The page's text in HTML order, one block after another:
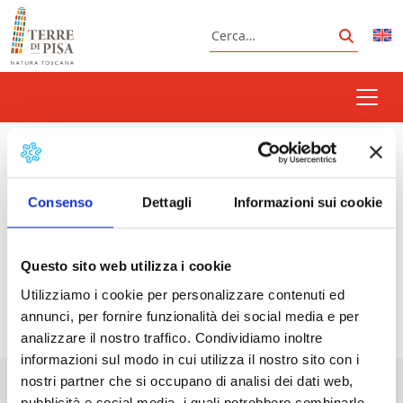
Consenso Dettagli Informazioni sui cookie
Questo sito web utilizza i cookie
Utilizziamo i cookie per personalizzare contenuti ed
annunci, per fornire funzionalità dei social media e per
analizzare il nostro traffico. Condividiamo inoltre
informazioni sul modo in cui utilizza il nostro sito con i
nostri partner che si occupano di analisi dei dati web,
Vai al contenuto
Cerca
Cerca
Museo Navi Antiche
Prossimi eventi
<li>Non ci sono eventi con questo tag</li>